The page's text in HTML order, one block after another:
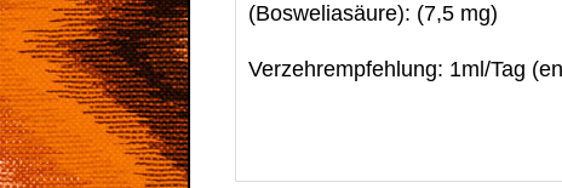
(Bosweliasäure): (7,5 mg)
Verzehrempfehlung: 1ml/Tag